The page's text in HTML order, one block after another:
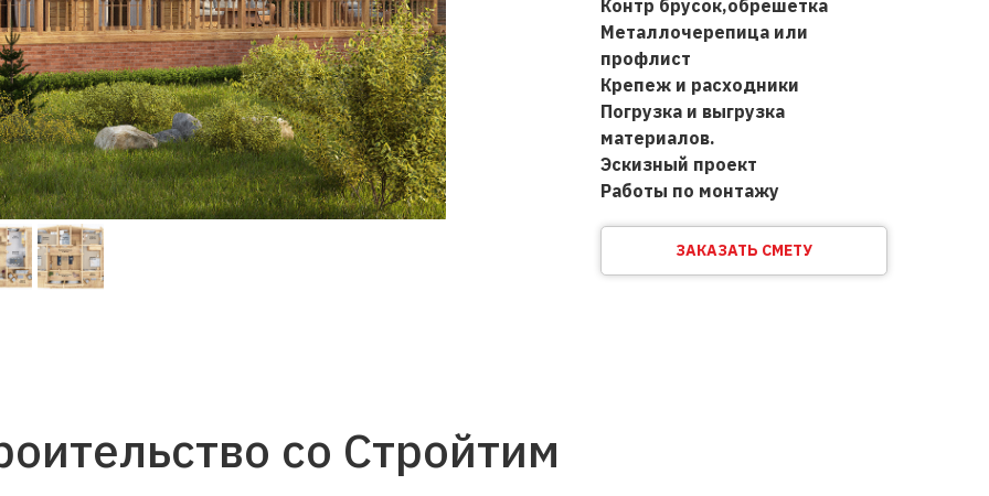
Контр брусок,обрешетка
Металлочерепица или
профлист
Крепеж и расходники
Погрузка и выгрузка
материалов.
Эскизный проект
Работы по монтажу
ЗАКАЗАТЬ СМЕТУ
со Стройтим